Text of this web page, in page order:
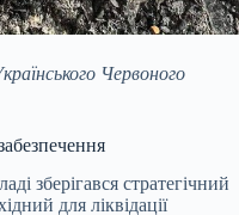
Червоного
зберігався стратегічний
для ліквідації